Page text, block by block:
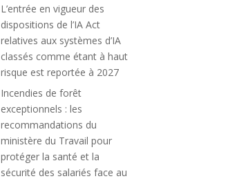
L’entrée en vigueur des
dispositions de l’IA Act
relatives aux systèmes d’IA
classés comme étant à haut
risque est reportée à 2027
Incendies de forêt
exceptionnels : les
recommandations du
ministère du Travail pour
protéger la santé et la
sécurité des salariés face au